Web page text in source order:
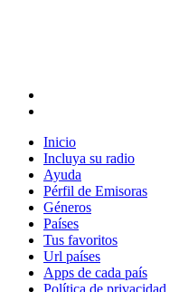
Inicio
Incluya su radio
Ayuda
Pérfil de Emisoras
Géneros
Países
Tus favoritos
Url países
Apps de cada país